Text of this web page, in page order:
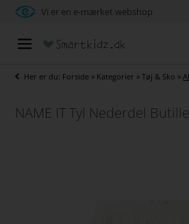
Vi er en e-mærket webshop
Her er du: Forside » Kategorier »Tøj & Sko »
NAME IT Tyl Nederdel